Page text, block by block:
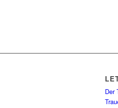
Der